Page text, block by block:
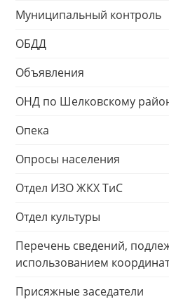
Муниципальный контроль
ОБДД
Объявления
ОНД по Шелковскому
Опека
Опросы населения
Отдел ИЗО ЖКХ ТиС
Отдел культуры
Перечень сведений,
использованием координат
Присяжные заседатели